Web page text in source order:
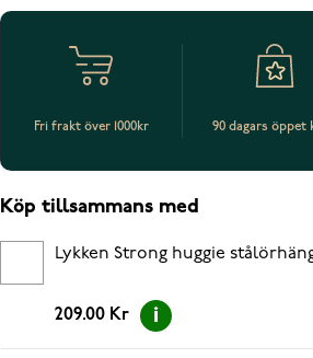
Fri frakt över 1000kr 90 dagars öppet
Köp tillsammans med
Lykken Strong huggie
209.00 Kr